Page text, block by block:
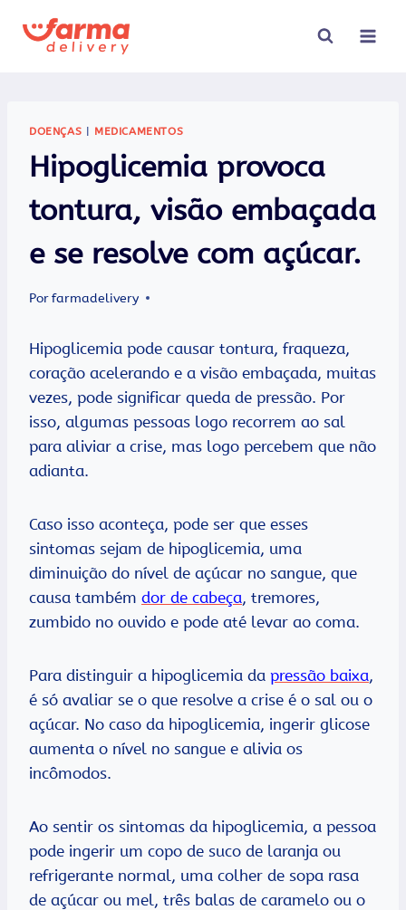
para
DOENÇAS MEDICAMENTOS
Hipoglicemia provoca
tontura, visão embaçada
e se resolve com açúcar.
Porfarmadelivery
Hipoglicemia pode causar tontura, fraqueza,
coração acelerando e a visão embaçada, muitas
vezes, pode significar queda de pressão. Por
isso, algumas pessoas logo recorrem ao sal
para aliviar a crise, mas logo percebem que não
adianta.
Caso isso aconteça, pode ser que esses
sintomas sejam de hipoglicemia, uma
diminuição do nível de açúcar no sangue, que
causa também dor de cabeça, tremores,
zumbido no ouvido e pode até levar ao coma.
Para distinguir a hipoglicemia da pressão baixa,
é só avaliar se o que resolve a crise é o sal ou o
açúcar. No caso da hipoglicemia, ingerir glicose
aumenta o nível no sangue e alivia os
incômodos.
Ao sentir os sintomas da hipoglicemia, a pessoa
pode ingerir um copo de suco de laranja ou
refrigerante normal, uma colher de sopa rasa
de açúcar ou mel, três balas de caramelo ou o